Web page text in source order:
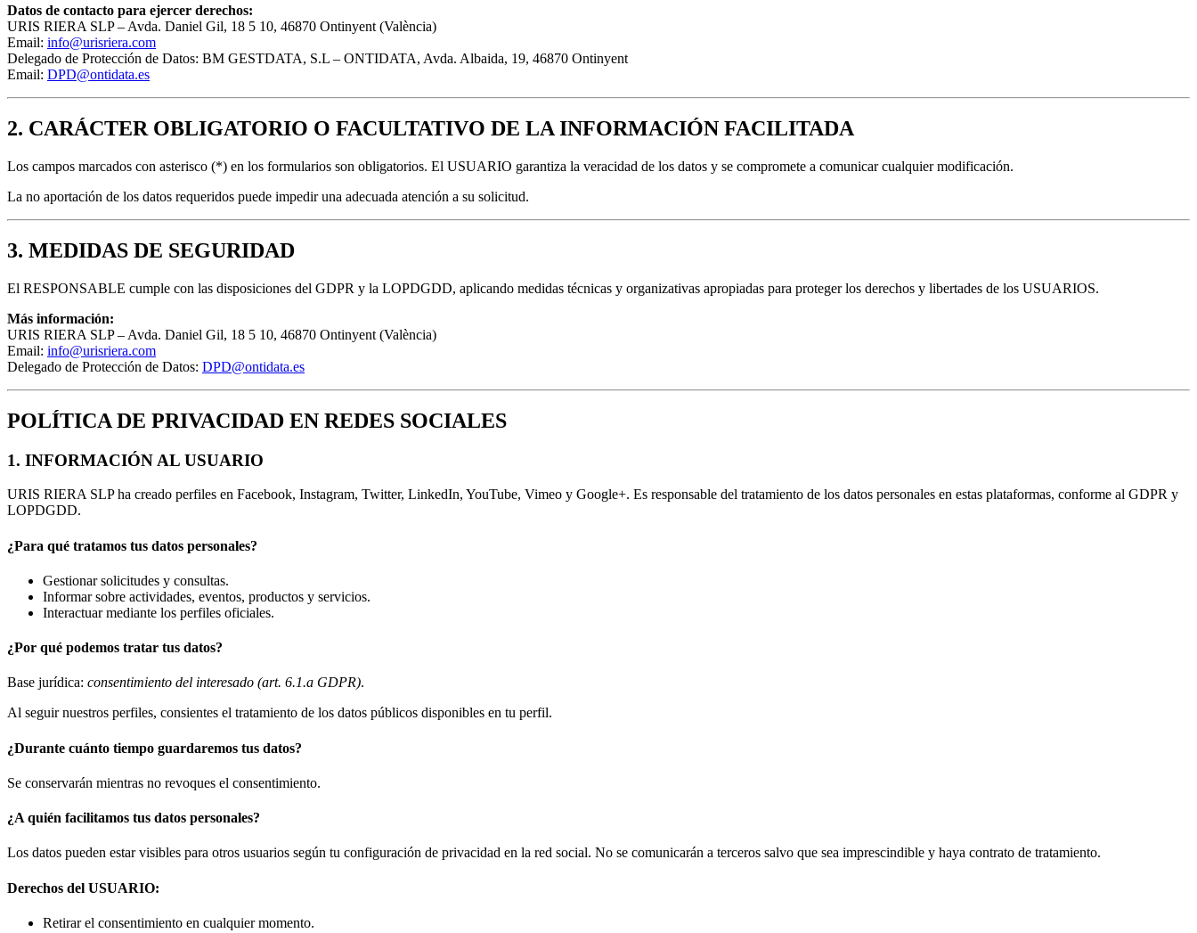
Datos de contacto para ejercer derechos:
URIS RIERA SLP – Avda. Daniel Gil, 18 5 10, 46870 Ontinyent (València)
Email: info@urisriera.com
Delegado de Protección de Datos: BM GESTDATA, S.L – ONTIDATA, Avda. Albaida, 19, 46870 Ontinyent
Email: DPD@ontidata.es
2. CARÁCTER OBLIGATORIO O FACULTATIVO DE LA INFORMACIÓN FACILITADA
Los campos marcados con asterisco (*) en los formularios son obligatorios. El USUARIO garantiza la veracidad de los datos y se compromete a comunicar cualquier modificación.
La no aportación de los datos requeridos puede impedir una adecuada atención a su solicitud.
3. MEDIDAS DE SEGURIDAD
El RESPONSABLE cumple con las disposiciones del GDPR y la LOPDGDD, aplicando medidas técnicas y organizativas apropiadas para proteger los derechos y libertades de los USUARIOS.
Más información:
URIS RIERA SLP – Avda. Daniel Gil, 18 5 10, 46870 Ontinyent (València)
Email: info@urisriera.com
Delegado de Protección de Datos: DPD@ontidata.es
POLÍTICA DE PRIVACIDAD EN REDES SOCIALES
1. INFORMACIÓN AL USUARIO
URIS RIERA SLP ha creado perfiles en Facebook, Instagram, Twitter, LinkedIn, YouTube, Vimeo y Google+. Es responsable del tratamiento de los datos personales en estas plataformas, conforme al GDPR y
LOPDGDD.
¿Para qué tratamos tus datos personales?
Gestionar solicitudes y consultas.
Informar sobre actividades, eventos, productos y servicios.
Interactuar mediante los perfiles oficiales.
¿Por qué podemos tratar tus datos?
Base jurídica: consentimiento del interesado (art. 6.1.a GDPR).
Al seguir nuestros perfiles, consientes el tratamiento de los datos públicos disponibles en tu perfil.
¿Durante cuánto tiempo guardaremos tus datos?
Se conservarán mientras no revoques el consentimiento.
¿A quién facilitamos tus datos personales?
Los datos pueden estar visibles para otros usuarios según tu configuración de privacidad en la red social. No se comunicarán a terceros salvo que sea imprescindible y haya contrato de tratamiento.
Derechos del USUARIO:
Retirar el consentimiento en cualquier momento.